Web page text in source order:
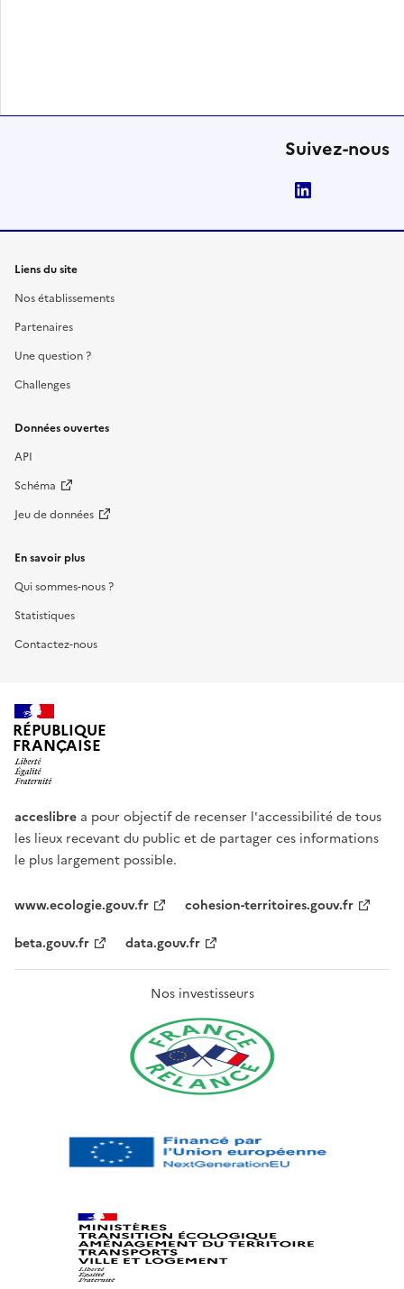
Suivez-nous
Liens du site
Nos établissements
Partenaires
Une question ?
Challenges
Données ouvertes
API
Schéma
Jeu de données
En savoir plus
Qui sommes-nous ?
Statistiques
Contactez-nous
RÉPUBLIQUE
FRANÇAISE
acceslibre a pour objectif de recenser l'accessibilité de tous
les lieux recevant du public et de partager ces informations
le plus largement possible.
www.ecologie.gouv.fr
cohesion-territoires.gouv.fr
beta.gouv.fr
data.gouv.fr
Nos investisseurs